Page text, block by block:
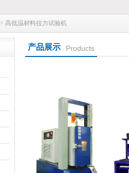
> 高低温材料拉力试验机
产品展示 Products